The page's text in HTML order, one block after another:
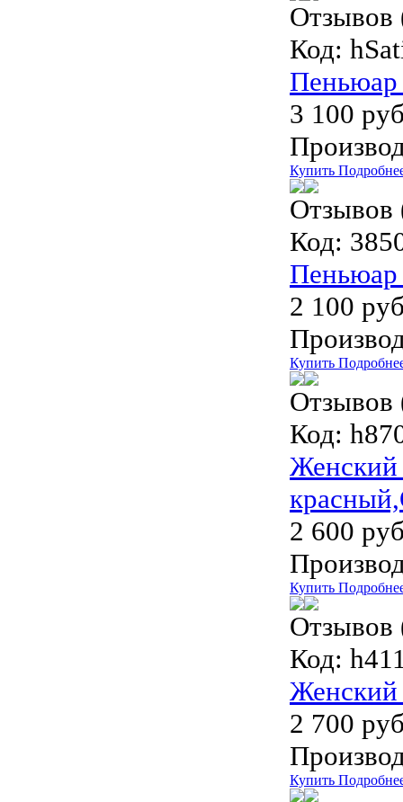
Отзывов
Код:
Пеньюар
3 100
Купить
Отзывов
Код:
2 100
Купить
Отзывов
Код:
Женский
2 600
Купить
Отзывов
Код:
Женский
2 700
Купить